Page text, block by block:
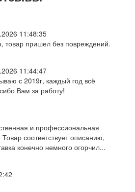
11:48:35
товар пришел без повреждений.
11:44:47
с 2019г, каждый год всё
Вам за работу!
и профессиональная
соответствует описанию,
конечно немного огорчил...